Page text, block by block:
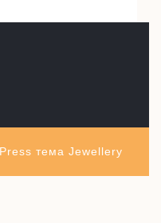
тема Jewellery